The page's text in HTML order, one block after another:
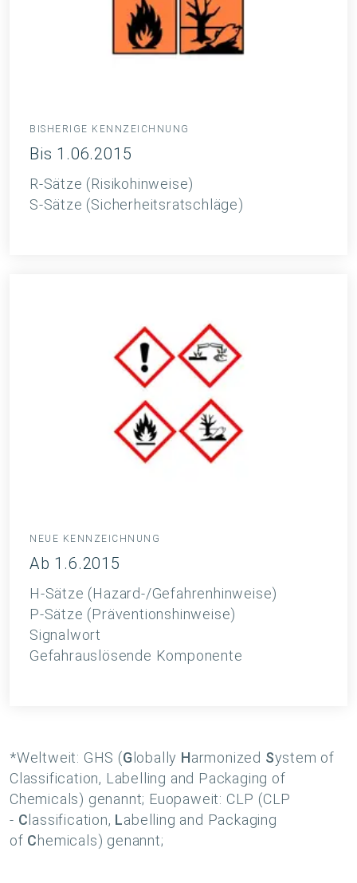
BISHERIGE KENNZEICHNUNG
Bis 1.06.2015
R-Sätze (Risikohinweise)
S-Sätze (Sicherheitsratschläge)
NEUE KENNZEICHNUNG
Ab 1.6.2015
H-Sätze (Hazard-/Gefahrenhinweise)
P-Sätze (Präventionshinweise)
Signalwort
Gefahrauslösende Komponente
*Weltweit: GHS (Globally Harmonized System of
Classification, Labelling and Packaging of
Chemicals) genannt; Euopaweit: CLP (CLP
- Classification, Labelling and Packaging
of Chemicals) genannt;